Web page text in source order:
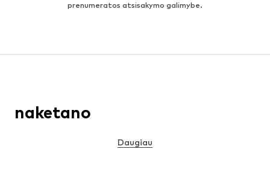
prenumeratos atsisakymo galimybe.
naketano
Daugiau